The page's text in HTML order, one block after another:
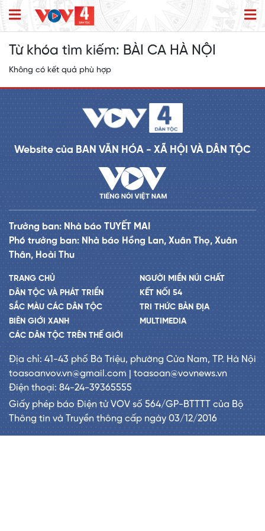
Từ khóa tìm kiếm: BÀI CA HÀ NỘI
Không có kết quả phù hợp
Website của BAN VĂN HÓA - XÃ HỘI VÀ DÂN TỘC
Trưởng ban: Nhà báo TUYẾT MAI
Phó trưởng ban: Nhà báo Hồng Lan, Xuân Thọ, Xuân
Thân, Hoài Thu
TRANG CHỦ
DÂN TỘC VÀ PHÁT TRIỂN
SẮC MÀU CÁC DÂN TỘC
BIÊN GIỚI XANH
CÁC DÂN TỘC TRÊN THẾ GIỚI
NGƯỜI MIỀN NÚI CHẤT
KẾT NỐI 54
TRI THỨC BẢN ĐỊA
MULTIMEDIA
Địa chỉ: 41-43 phố Bà Triệu, phường Cửa Nam, TP. Hà Nội
toasoanvov.vn@gmail.com | toasoan@vovnews.vn
Điện thoại: 84-24-39365555
Giấy phép báo Điện tử VOV số 564/GP-BTTTT của Bộ
Thông tin và Truyền thông cấp ngày 03/12/2016